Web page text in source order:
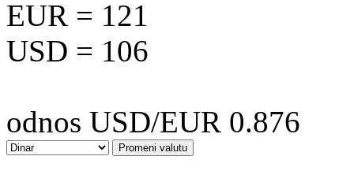
EUR = 121
USD = 106
odnos USD/EUR 0.876